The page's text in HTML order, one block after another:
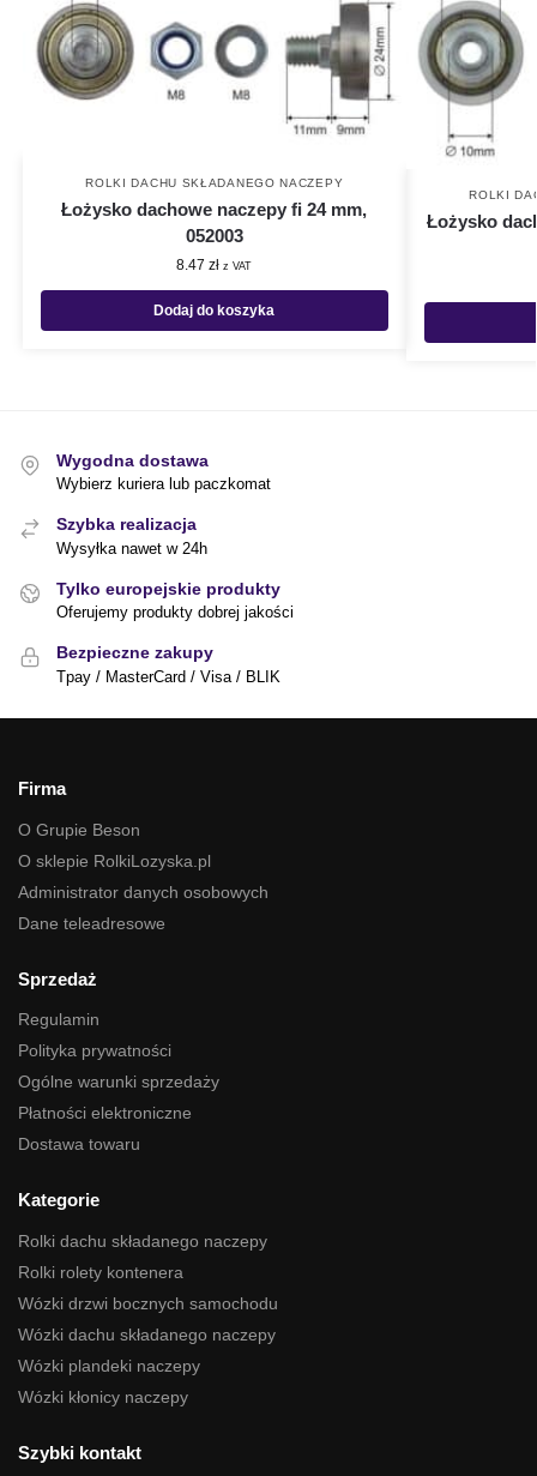
ROLKI DACHU SKŁADANEGO NACZEPY
Łożysko dachowe naczepy fi 24 mm,
052003
8.47zł z VAT
Dodaj do koszyka
ROLKI
Łożysko
Wygodna dostawa
Wybierz kuriera lub paczkomat
Szybka realizacja
Wysyłka nawet w 24h
Tylko europejskie produkty
Oferujemy produkty dobrej jakości
Bezpieczne zakupy
Tpay / MasterCard / Visa / BLIK
Firma
O Grupie Beson
O sklepie RolkiLozyska.pl
Administrator danych osobowych
Dane teleadresowe
Sprzedaż
Regulamin
Polityka prywatności
Ogólne warunki sprzedaży
Płatności elektroniczne
Dostawa towaru
Kategorie
Rolki dachu składanego naczepy
Rolki rolety kontenera
Wózki drzwi bocznych samochodu
Wózki dachu składanego naczepy
Wózki plandeki naczepy
Wózki kłonicy naczepy
Szybki kontakt